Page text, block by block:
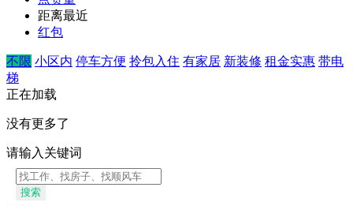
距离最近
红包
不限 小区内 停车方便 拎包入住 有家居 新装修 租金实惠 带电
梯
正在加载
没有更多了
请输入关键词
搜索